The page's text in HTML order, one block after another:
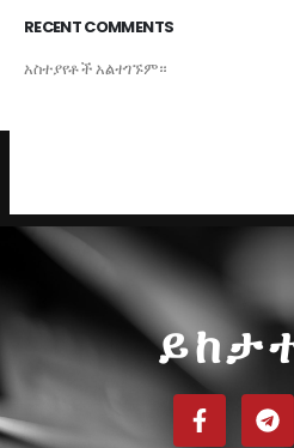
RECENT COMMENTS
አስተያየቶች አልተገኙም።